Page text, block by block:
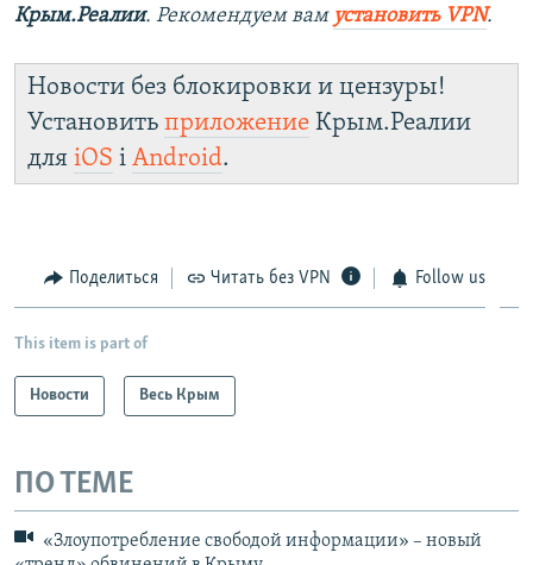
Крым.Реалии. Рекомендуем вам установить VPN.
Новости без блокировки и цензуры!
Установить приложение Крым.Реалии
для iOS і Android.
Поделиться Читать без VPN Follow us
This item is part of
Новости Весь Крым
ПО ТЕМЕ
«Злоупотребление свободой информации» – новый